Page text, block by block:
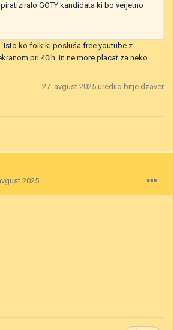
GOTY kandidata ki bo verjetno
Isto ko folk ki posluša free youtube z
pri 40ih in ne more placat za neko
27. avgust 2025 uredilo bitje dzaver
2025